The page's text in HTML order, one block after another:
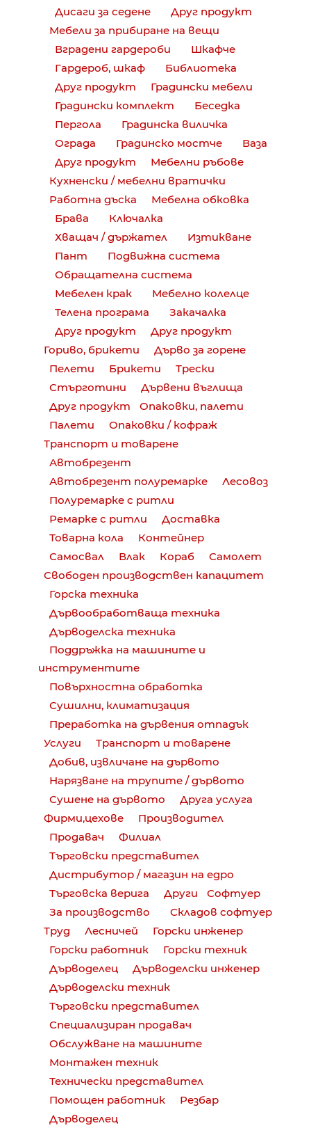
Дисаги за седене
Друг продукт
Мебели за прибиране на вещи
Вградени гардероби
Шкафче
Гардероб, шкаф
Библиотека
Друг продукт
Градински мебели
Градински комплект
Беседка
Пергола
Градинска виличка
Ограда
Градинско мостче
Ваза
Друг продукт
Мебелни ръбове
Кухненски / мебелни вратички
Работна дъска
Мебелна обковка
Брава
Ключалка
Хващач / държател
Изтикване
Пант
Подвижна система
Обращателна система
Мебелен крак
Мебелно колелце
Телена програма
Закачалка
Друг продукт
Друг продукт
Гориво, брикети
Дърво за горене
Пелети
Брикети
Трески
Стърготини
Дървени въглища
Друг продукт
Опаковки, палети
Палети
Опаковки / кофраж
Транспорт и товарене
Автобрезент
Автобрезент полуремарке
Лесовоз
Полуремарке с ритли
Ремарке с ритли
Доставка
Товарна кола
Контейнер
Самосвал
Влак Кораб
Самолет
Свободен производствен капацитет
Горска техника
Дървообработваща техника
Дърводелска техника
Поддръжка на машините и
инструментите
Повърхностна обработка
Сушилни, климатизация
Преработка на дървения отпадък
Услуги
Транспорт и товарене
Добив, извличане на дървото
Нарязване на трупите / дървото
Сушене на дървото
Друга услуга
Фирми,цехове
Производител
Продавач
Филиал
Търговски представител
Дистрибутор / магазин на едро
Търговска верига
Други
Софтуер
За производство
Cкладов софтуер
Труд
Лесничей
Горски инженер
Горски работник
Горски техник
Дърводелец
Дърводелски инженер
Дърводелски техник
Търговски представител
Специализиран продавач
Обслужване на машините
Монтажен техник
Технически представител
Помощен работник
Резбар
Дърводелец